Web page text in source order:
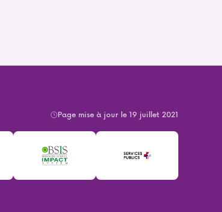
Page mise à jour le 19 juillet 2021